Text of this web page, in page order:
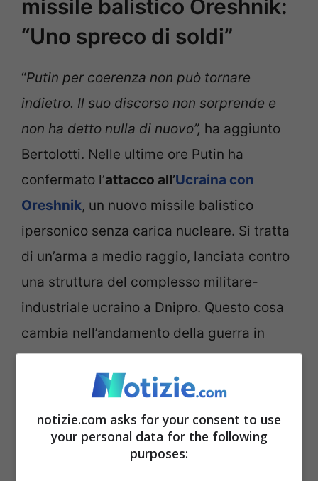
missile balistico Oreshnik:
“Uno spreco di soldi”
“Putin per coerenza non può tornare
indietro. Il suo discorso non sorprende e
non ha detto nulla di nuovo”, ha aggiunto
Bertolotti. Nelle ultime ore Putin ha
confermato l’attacco all’Ucraina con
Oreshnik, un nuovo missile balistico
ipersonico senza carica nucleare. Si tratta
di un’arma a medio raggio, lanciata contro
una struttura del complesso militare-
industriale ucraino a Dnipro. Questo cosa
cambia nell’andamento della guerra in
Ucraina?
quasi a zero. Si tratta di unmissile molto
rispetto a quelli utilizzati finora. In
notizie.com asks for your consent to use
your personal data for the following
purposes: